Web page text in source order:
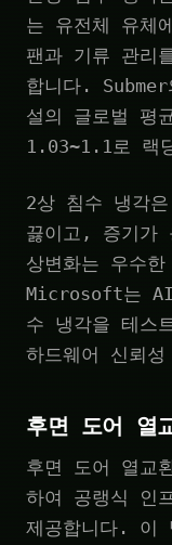
는 유전체 유체
팬과 기류 관리
합니다.
설의 글로벌 평
1.03~1.1로 랙
2상 침수 냉각
끓이고, 증기가
상변화는 우수
Microsoft는 AI
수 냉각을 테스
하드웨어 신뢰
후면 도어 열
후면 도어 열교
하여 공랭식 인
제공합니다. 이